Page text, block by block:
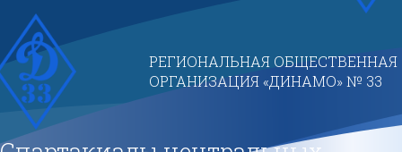
РЕГИОНАЛЬНАЯ ОБЩЕСТВЕННАЯ
ОРГАНИЗАЦИЯ «ДИНАМО» № 33